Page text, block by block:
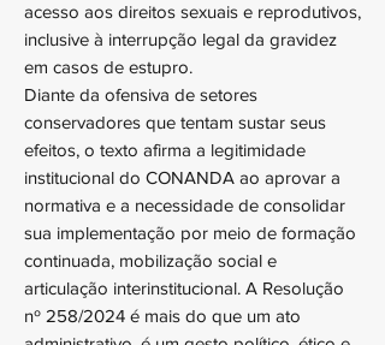
acesso aos direitos sexuais e reprodutivos,
inclusive à interrupção legal da gravidez
em casos de estupro.
Diante da ofensiva de setores
conservadores que tentam sustar seus
efeitos, o texto afirma a legitimidade
institucional do CONANDA ao aprovar a
normativa e a necessidade de consolidar
sua implementação por meio de formação
continuada, mobilização social e
articulação interinstitucional. A Resolução
nº 258/2024 é mais do que um ato